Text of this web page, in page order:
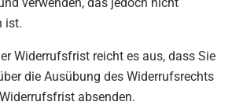
ist.
Widerrufsfrist reicht es aus, dass Sie
die Ausübung des Widerrufsrechts
absenden.